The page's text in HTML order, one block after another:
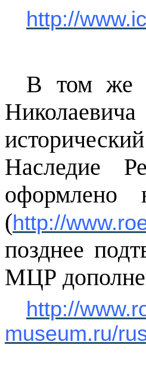
http://
В том же
Наследие
оформлено
(http://
позднее
МЦР
http://
museum.ru/